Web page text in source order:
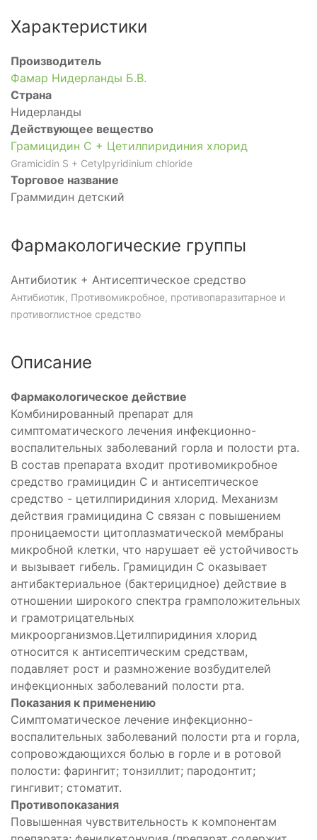
Характеристики
Производитель
Фамар Нидерланды Б.В.
Страна
Нидерланды
Действующее вещество
Грамицидин С + Цетилпиридиния хлорид
Gramicidin S + Cetylpyridinium chloride
Торговое название
Граммидин детский
Фармакологические группы
Антибиотик + Антисептическое средство
Антибиотик, Противомикробное, противопаразитарное и
противоглистное средство
Описание
Фармакологическое действие
Комбинированный препарат для
симптоматического лечения инфекционно-
воспалительных заболеваний горла и полости рта.
В состав препарата входит противомикробное
средство грамицидин С и антисептическое
средство - цетилпиридиния хлорид. Механизм
действия грамицидина С связан с повышением
проницаемости цитоплазматической мембраны
микробной клетки, что нарушает её устойчивость
и вызывает гибель. Грамицидин С оказывает
антибактериальное (бактерицидное) действие в
отношении широкого спектра грамположительных
и грамотрицательных
микроорганизмов.Цетилпиридиния хлорид
относится к антисептическим средствам,
подавляет рост и размножение возбудителей
инфекционных заболеваний полости рта.
Показания к применению
Симптоматическое лечение инфекционно-
воспалительных заболеваний полости рта и горла,
сопровождающихся болью в горле и в ротовой
полости: фарингит; тонзиллит; пародонтит;
гингивит; стоматит.
Противопоказания
Повышенная чувствительность к компонентам